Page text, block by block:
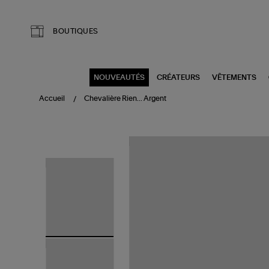
BOUTIQUES
NOUVEAUTÉS CRÉATEURS VÊTEMENTS
Accueil Chevalière Rien... Argent